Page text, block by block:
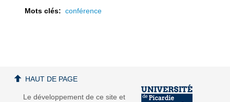
a
a
Mots clés:conférence
Le développement de ce site et
HAUT DE PAGE